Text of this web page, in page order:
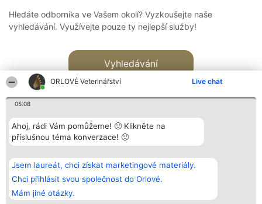
ORLOVÉ Veterinářství Live chat
05:08
Ahoj, rádi Vám pomůžeme! 🙂 Klikněte na
příslušnou téma konverzace! 🙂
Jsem laureát, chci získat marketingové materiály.
Chci přihlásit svou společnost do Orlové.
Mám jiné otázky.
Hledáte odborníka ve Vašem okolí? Vyzkoušejte naše
vyhledávání. Využívejte pouze ty nejlepší služby!
Vyhledávání
Bright Side Solutions sp. z o.
o. sp. k.
ul. Ruska 22
Wrocław 50-079
KRS 0000749100 | Regon
381313360 | NIP 8943132676
Vítězové
Seznam všech
laureátů
Zásady
Zásady
Kontakt